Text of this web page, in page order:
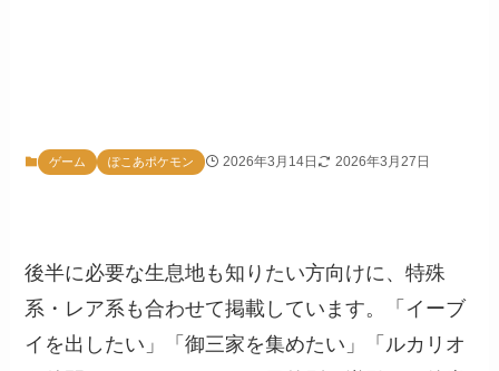
ゲーム ぽこあポケモン 2026年3月14日 2026年3月27日
後半に必要な生息地も知りたい方向けに、特殊
系・レア系も合わせて掲載しています。「イーブ
イを出したい」「御三家を集めたい」「ルカリオ